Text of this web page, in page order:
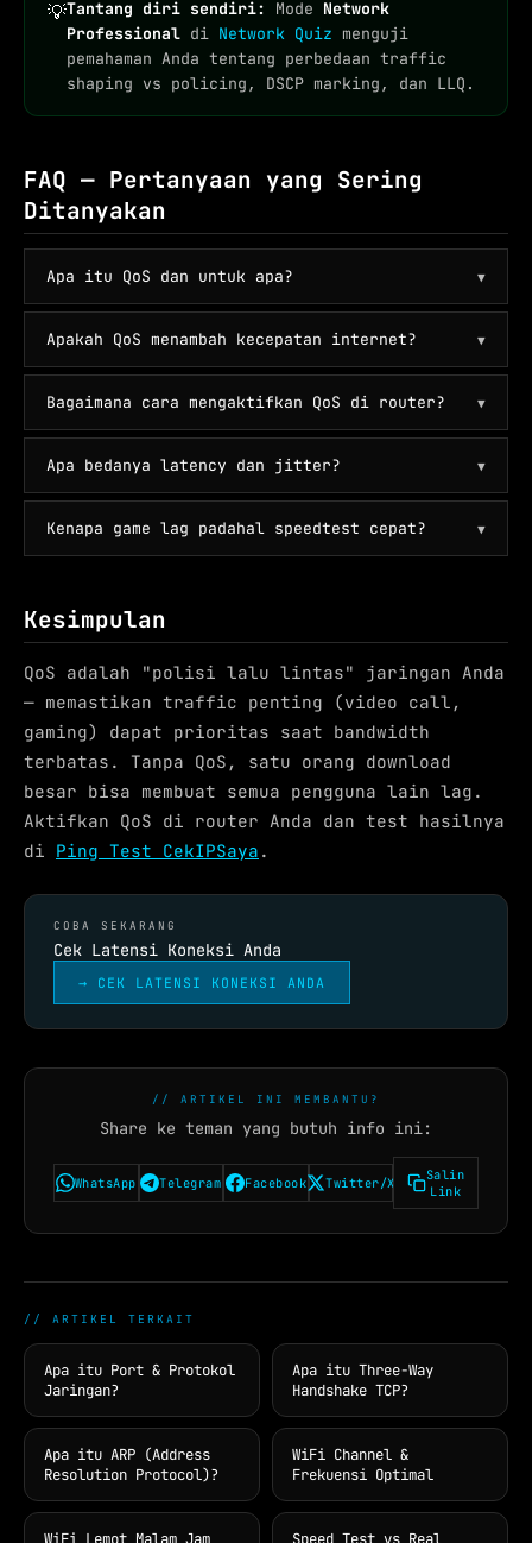
💡Tantang diri sendiri: Mode Network
Professional di Network Quiz menguji
pemahaman Anda tentang perbedaan traffic
shaping vs policing, DSCP marking, dan LLQ.
FAQ — Pertanyaan yang Sering
Ditanyakan
Apa itu QoS dan untuk apa? ▼
Apakah QoS menambah kecepatan internet? ▼
Bagaimana cara mengaktifkan QoS di router? ▼
Apa bedanya latency dan jitter? ▼
Kenapa game lag padahal speedtest cepat? ▼
Kesimpulan
QoS adalah "polisi lalu lintas" jaringan Anda
— memastikan traffic penting (video call,
gaming) dapat prioritas saat bandwidth
terbatas. Tanpa QoS, satu orang download
besar bisa membuat semua pengguna lain lag.
Aktifkan QoS di router Anda dan test hasilnya
di Ping Test CekIPSaya .
COBA SEKARANG
Cek Latensi Koneksi Anda
→ CEK LATENSI KONEKSI ANDA
// ARTIKEL INI MEMBANTU?
Share ke teman yang butuh info ini:
WhatsApp Telegram Facebook Twitter/X
Salin
Link
// ARTIKEL TERKAIT
Apa itu Port & Protokol
Jaringan?
Apa itu Three-Way
Handshake TCP?
Apa itu ARP (Address
Resolution Protocol)?
WiFi Channel &
Frekuensi Optimal